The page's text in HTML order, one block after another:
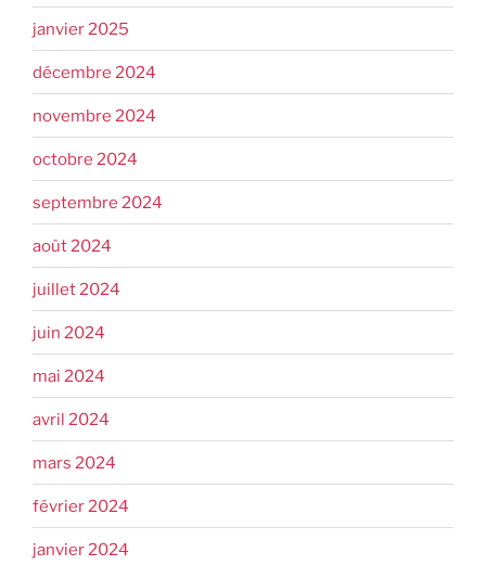
janvier 2025
décembre 2024
novembre 2024
octobre 2024
septembre 2024
août 2024
juillet 2024
juin 2024
mai 2024
avril 2024
mars 2024
février 2024
janvier 2024